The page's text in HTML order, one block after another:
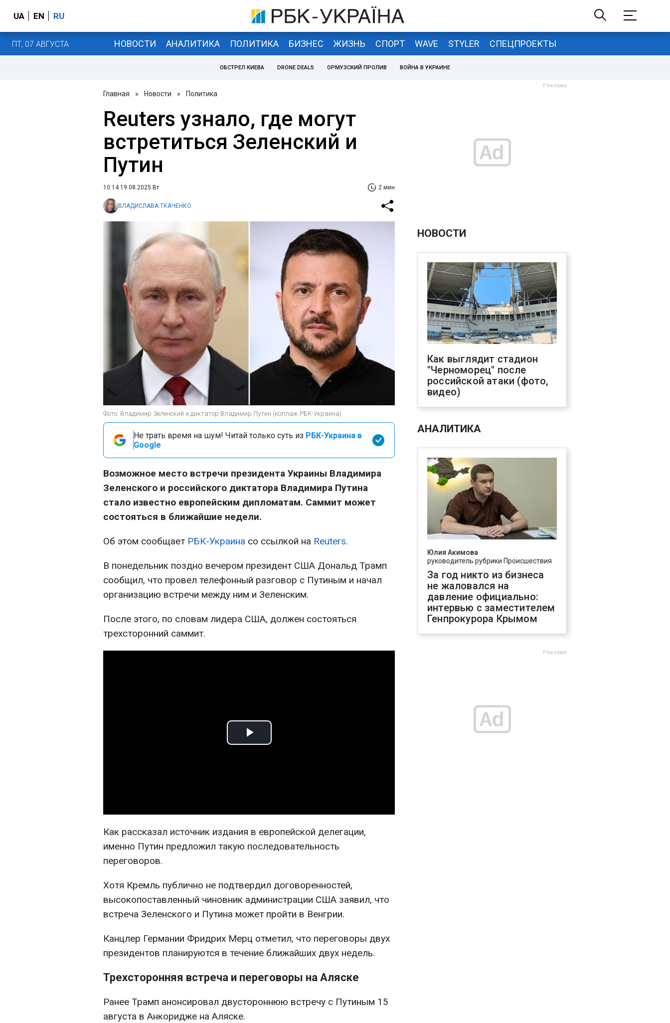
UA EN RU
ПТ, 07 АВГУСТА НОВОСТИ АНАЛИТИКА ПОЛИТИКА БИЗНЕС ЖИЗНЬ СПОРТ WAVE STYLER СПЕЦПРОЕКТЫ
ОБСТРЕЛ КИЕВА DRONE DEALS ОРМУЗСКИЙ ПРОЛИВ ВОЙНА В УКРАИНЕ
Главная » Новости » Политика
Reuters узнало, где могут
встретиться Зеленский и
Путин
10:14 19.08.2025 Вт 2 мин
ВЛАДИСЛАВА ТКАЧЕНКО
Фото: Владимир Зеленский и диктатор Владимир Путин (коллаж РБК-Украина)
Не трать время на шум! Читай только суть из РБК-Украина в
Google
Возможное место встречи президента Украины Владимира
Зеленского и российского диктатора Владимира Путина
стало известно европейским дипломатам. Саммит может
состояться в ближайшие недели.
Об этом сообщает РБК-Украина со ссылкой на Reuters.
В понедельник поздно вечером президент США Дональд Трамп
сообщил, что провел телефонный разговор с Путиным и начал
организацию встречи между ним и Зеленским.
После этого, по словам лидера США, должен состояться
трехсторонний саммит.
Play
Как рассказал источник издания в европейской делегации,
именно Путин предложил такую последовательность
переговоров.
Хотя Кремль публично не подтвердил договоренностей,
высокопоставленный чиновник администрации США заявил, что
встреча Зеленского и Путина может пройти в Венгрии.
Канцлер Германии Фридрих Мерц отметил, что переговоры двух
президентов планируются в течение ближайших двух недель.
Трехсторонняя встреча и переговоры на Аляске
Ранее Трамп анонсировал двустороннюю встречу с Путиным 15
августа в Анкоридже на Аляске.
НОВОСТИ
Как выглядит стадион
"Черноморец" после
российской атаки (фото,
видео)
АНАЛИТИКА
Юлия Акимова
руководитель рубрики Происшествия
За год никто из бизнеса
не жаловался на
давление официально:
интервью с заместителем
Генпрокурора Крымом